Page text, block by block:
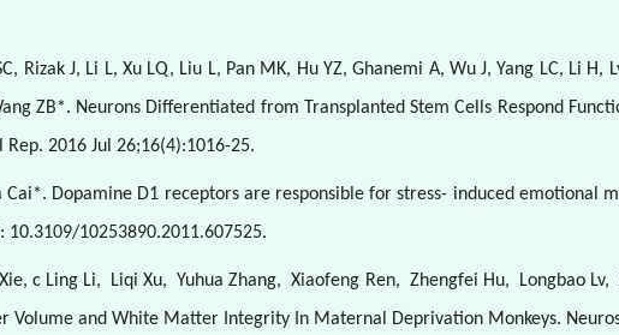
Rizak J, Li L, Xu LQ, Liu L, Pan MK, Hu YZ, Ghanemi A, Wu J, Yang LC, Li H,
ZB*. Neurons Differentiated from Transplanted Stem Cells Respond
2016 Jul 26;16(4):1016-25.
Cai*. Dopamine D1 receptors are responsible for stress- induced emotional
10253890.2011.607525.
c Ling Li, Liqi Xu, Yuhua Zhang, Xiaofeng Ren, Zhengfei Hu, Longbao Lv,
Volume and White Matter Integrity In Maternal Deprivation Monkeys.